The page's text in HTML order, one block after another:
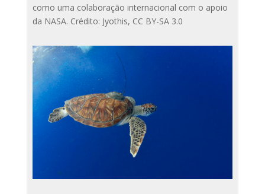
como uma colaboração internacional com o apoio
da NASA. Crédito: Jyothis, CC BY-SA 3.0